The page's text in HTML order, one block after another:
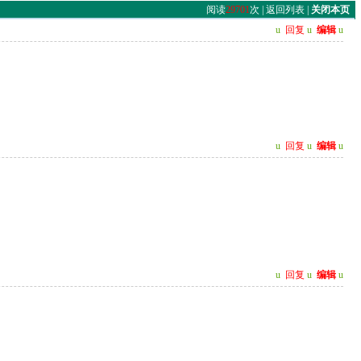
阅读29701次 | 返回列表| 关闭本页
u 回复 u 编辑 u
u 回复 u 编辑 u
u 回复 u 编辑 u